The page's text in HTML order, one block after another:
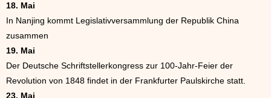
18. Mai
In Nanjing kommt Legislativversammlung der Republik China
zusammen
19. Mai
Der Deutsche Schriftstellerkongress zur 100-Jahr-Feier der
Revolution von 1848 findet in der Frankfurter Paulskirche statt.
23. Mai